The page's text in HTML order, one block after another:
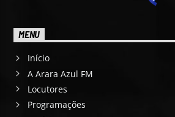
MENU
Início
A Arara Azul FM
Locutores
Programações